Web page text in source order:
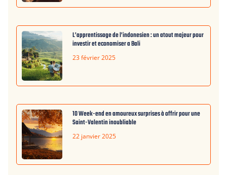
L’apprentissage de l’indonesien : un atout majeur pour
investir et economiser a Bali
23 février 2025
10 Week-end en amoureux surprises à offrir pour une
Saint-Valentin inoubliable
22 janvier 2025